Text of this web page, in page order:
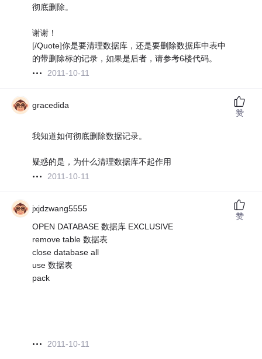
彻底删除。
谢谢！
[/Quote]你是要清理数据库，还是要删除数据库中表中
的带删除标的记录，如果是后者，请参考6楼代码。
2011-10-11
gracedida
我知道如何彻底删除数据记录。
疑惑的是，为什么清理数据库不起作用
2011-10-11
赞
jxjdzwang5555
OPEN DATABASE 数据库 EXCLUSIVE
remove table 数据表
close database all
use 数据表
pack
2011-10-11
赞